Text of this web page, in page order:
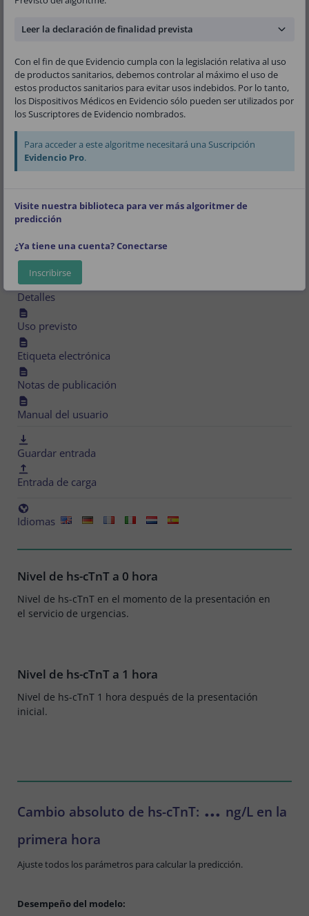
Gimenez MR, Haaf P, Potocki M, Wildi K, Balmelli
C, Freese M, Stelzig C, Freidank H, Osswald S, and
Versión: 1.45
Público Cardiología Cálculo personalizado
(01)08719327522776(8012)v1.45(4326)250526(240)2426
visto.
Algoritmo
Detalles
Uso previsto
Etiqueta electrónica
Notas de publicación
Manual del usuario
Guardar entrada
Entrada de carga
Idiomas
Nivel de hs-cTnT a 0 hora
Nivel de hs-cTnT en el momento de la presentación en
el servicio de urgencias.
Nivel de hs-cTnT a 1 hora
Nivel de hs-cTnT 1 hora después de la presentación
inicial.
Cambio absoluto de hs-cTnT: ... ng/L en la
primera hora
Ajuste todos los parámetros para calcular la predicción.
Desempeño del modelo:
Leer la declaración de finalidad prevista
Con el fin de que Evidencio cumpla con la legislación relativa al uso
de productos sanitarios, debemos controlar al máximo el uso de
estos productos sanitarios para evitar usos indebidos. Por lo tanto,
los Dispositivos Médicos en Evidencio sólo pueden ser utilizados por
los Suscriptores de Evidencio nombrados.
Para acceder a este algoritme necesitará una Suscripción
Evidencio Pro.
Visite nuestra biblioteca para ver más algoritmer de
predicción
¿Ya tiene una cuenta? Conectarse
Inscribirse